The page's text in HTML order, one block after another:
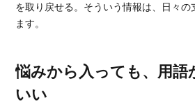
を取り戻せる。そういう情報は、日々の
ます。
悩みから入っても、用語
いい